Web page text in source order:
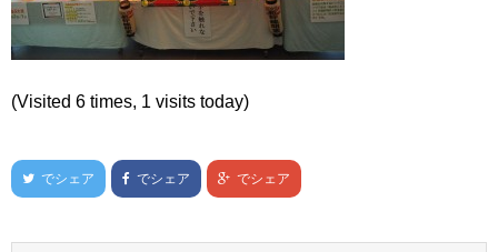
(Visited 6 times, 1 visits today)
でシェア でシェア でシェア